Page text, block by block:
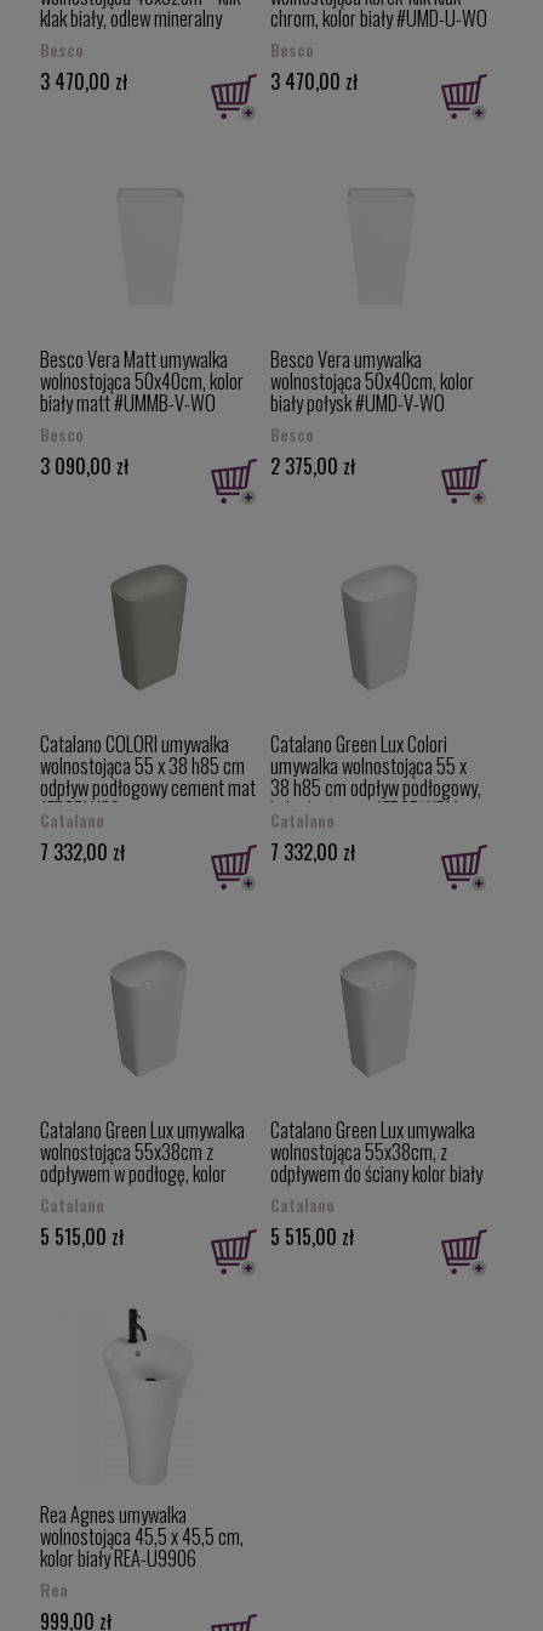
klak biały, odlew mineralny
Mineral DuraBe kolor biały
połysk #UMD-U-WOW
Besco
3 470,00 zł
chrom, kolor biały #UMD-U-WO
Besco
3 470,00 zł
Besco Vera Matt umywalka
wolnostojąca 50x40cm, kolor
biały matt #UMMB-V-WO
Besco
3 090,00 zł
Besco Vera umywalka
wolnostojąca 50x40cm, kolor
biały połysk #UMD-V-WO
Besco
2 375,00 zł
Catalano COLORI umywalka
wolnostojąca 55 x 38 h85 cm
odpływ podłogowy cement mat
1FRGRLXCS
Catalano
7 332,00 zł
Catalano Green Lux Colori
umywalka wolnostojąca 55 x
38 h85 cm odpływ podłogowy,
kolor biały mat 1FRGRLXBM
Catalano
7 332,00 zł
Catalano Green Lux umywalka
wolnostojąca 55x38cm z
odpływem w podłogę, kolor
biały 1FRGRLX00/0428550001
Catalano
5 515,00 zł
Catalano Green Lux umywalka
wolnostojąca 55x38cm, z
odpływem do ściany kolor biały
1FRPGRLX00
Catalano
5 515,00 zł
Rea Agnes umywalka
wolnostojąca 45,5 x 45,5 cm,
kolor biały REA-U9906
Rea
999,00 zł